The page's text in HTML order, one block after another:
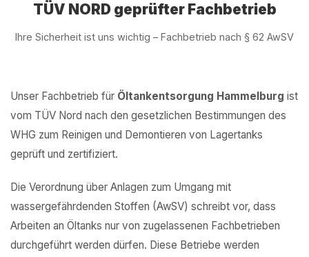
TÜV NORD geprüfter Fachbetrieb
Ihre Sicherheit ist uns wichtig – Fachbetrieb nach § 62 AwSV
Unser Fachbetrieb für Öltankentsorgung Hammelburg ist
vom TÜV Nord nach den gesetzlichen Bestimmungen des
WHG zum Reinigen und Demontieren von Lagertanks
geprüft und zertifiziert.
Die Verordnung über Anlagen zum Umgang mit
wassergefährdenden Stoffen (AwSV) schreibt vor, dass
Arbeiten an Öltanks nur von zugelassenen Fachbetrieben
durchgeführt werden dürfen. Diese Betriebe werden